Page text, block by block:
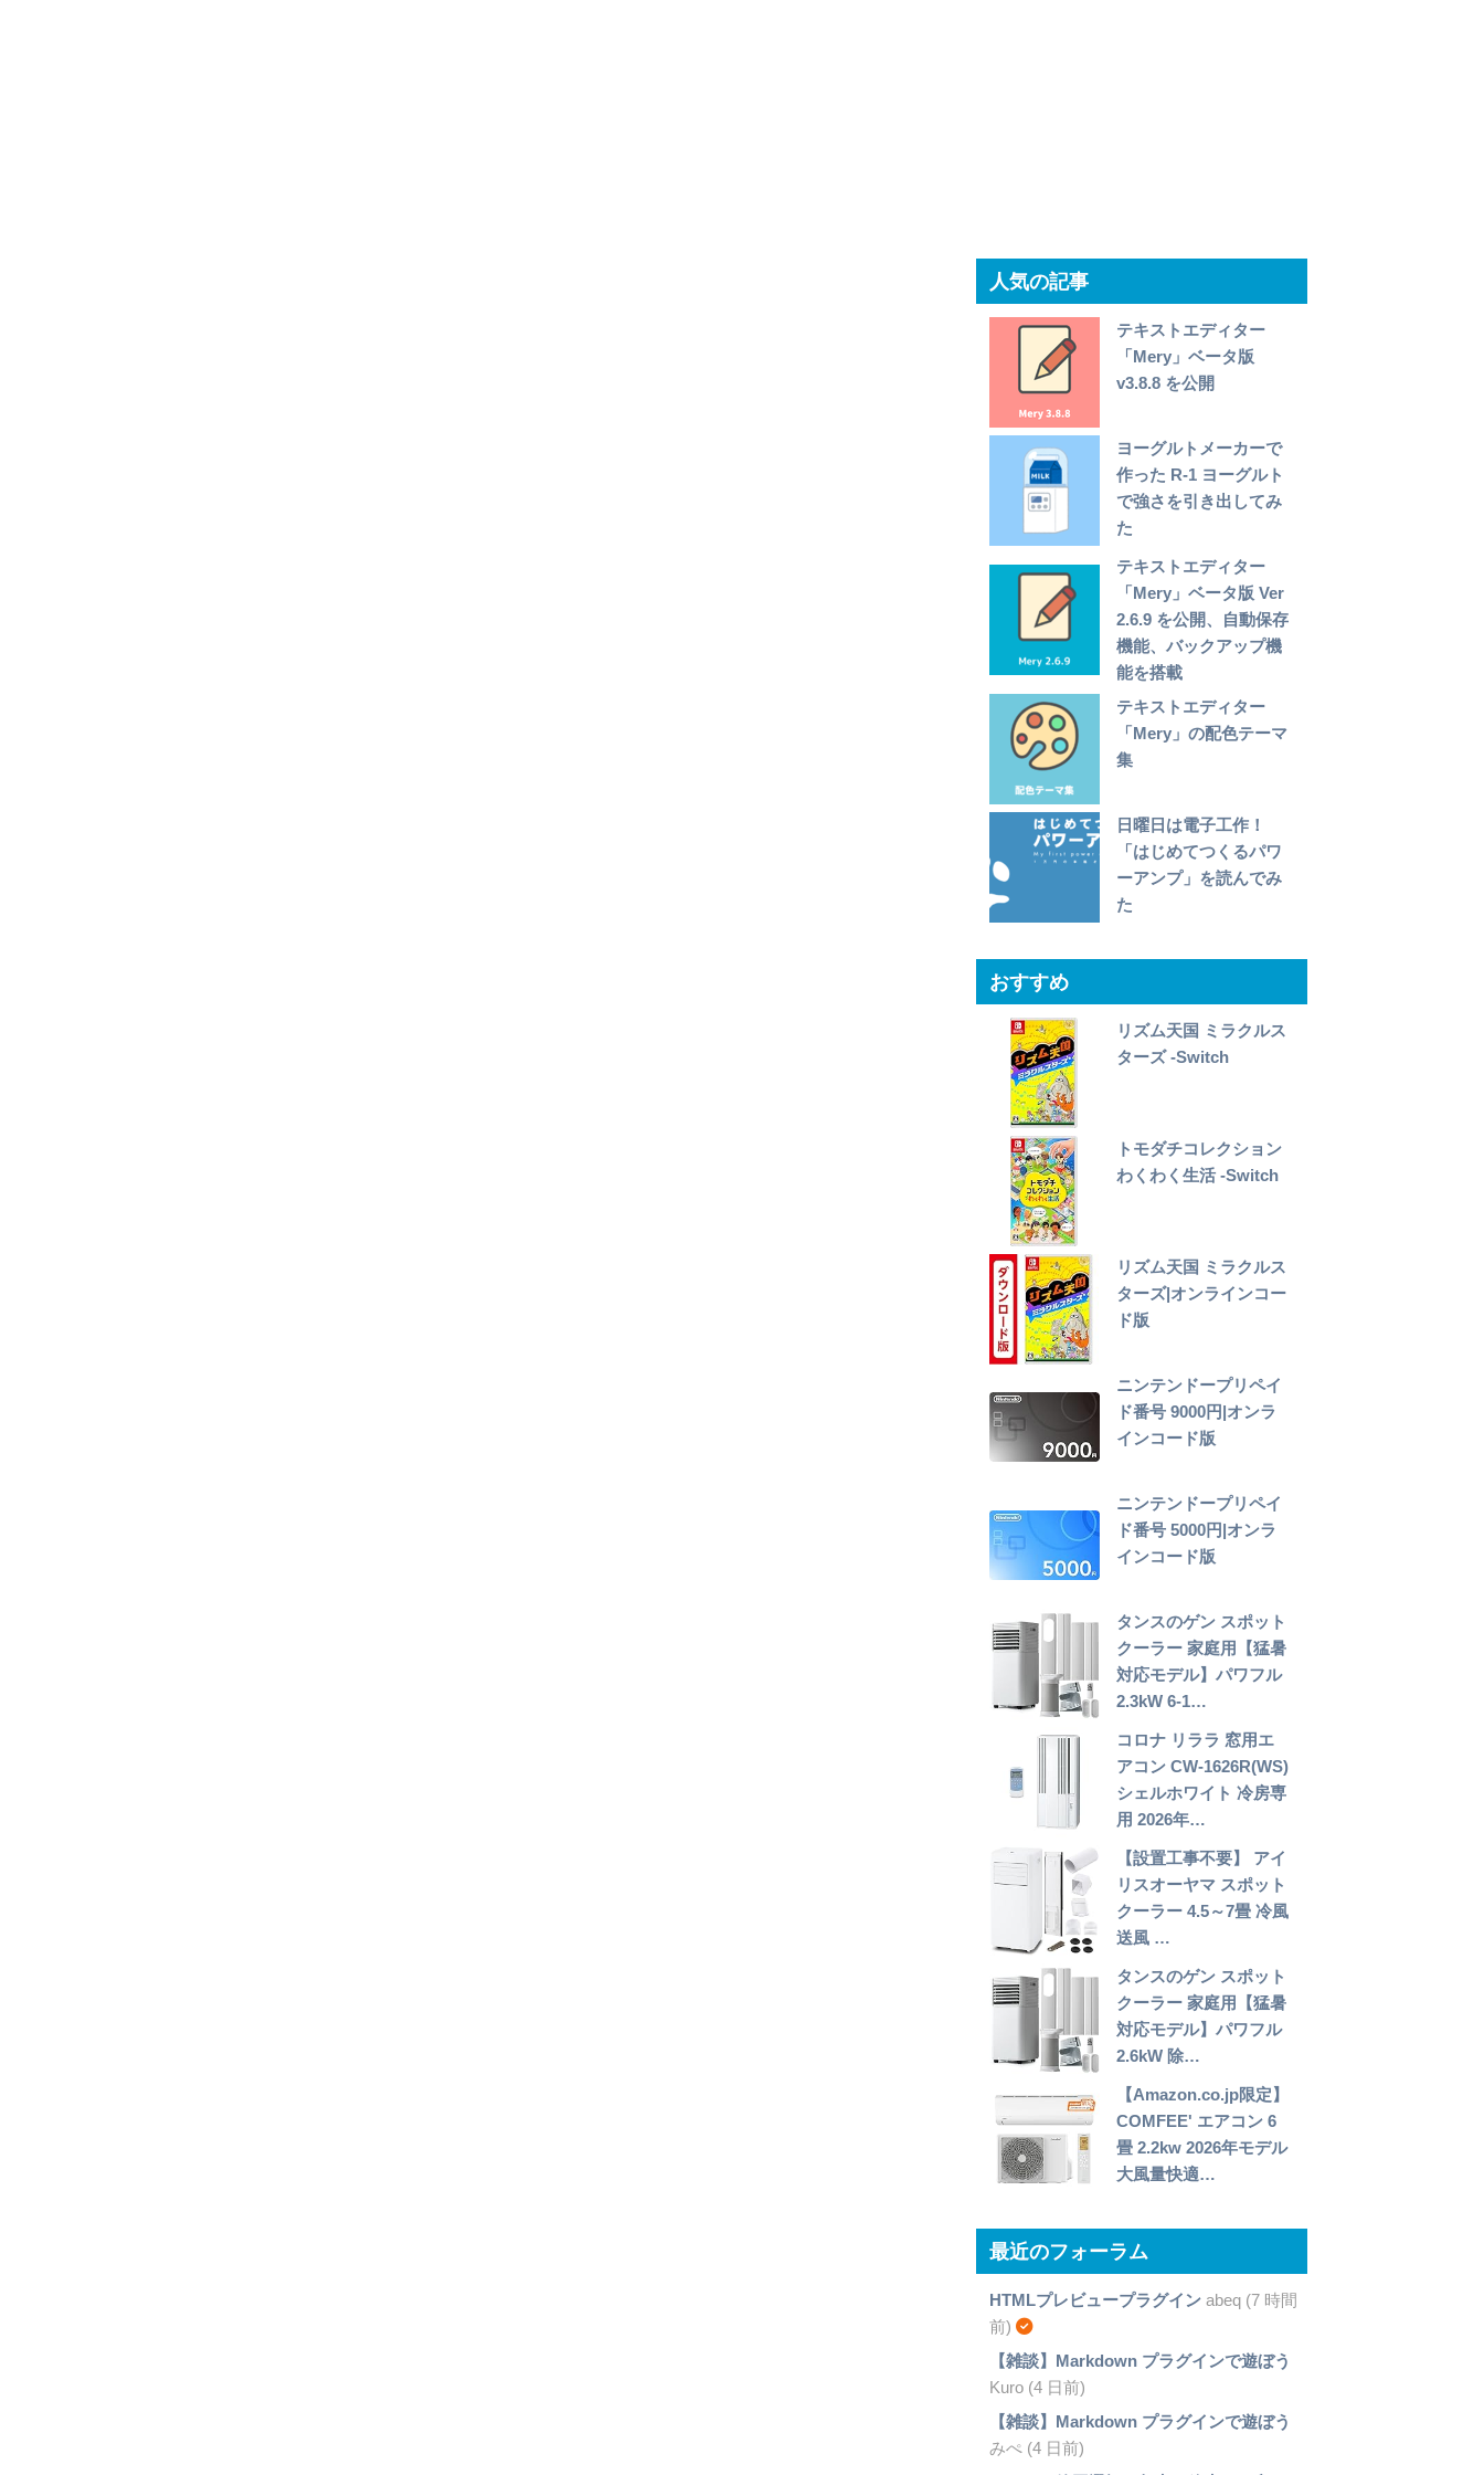
人気の記事
テキストエディター
「Mery」ベータ版
v3.8.8 を公開
ヨーグルトメーカーで
作った R-1 ヨーグルト
で強さを引き出してみ
た
テキストエディター
「Mery」ベータ版 Ver
2.6.9 を公開、自動保存
機能、バックアップ機
能を搭載
テキストエディター
「Mery」の配色テーマ
集
日曜日は電子工作！
「はじめてつくるパワ
ーアンプ」を読んでみ
た
おすすめ
リズム天国 ミラクルス
ターズ -Switch
トモダチコレクション
わくわく生活 -Switch
リズム天国 ミラクルス
ターズ|オンラインコー
ド版
ニンテンドープリペイ
ド番号 9000円|オンラ
インコード版
ニンテンドープリペイ
ド番号 5000円|オンラ
インコード版
タンスのゲン スポット
クーラー 家庭用【猛暑
対応モデル】パワフル
2.3kW 6-1…
コロナ リララ 窓用エ
アコン CW-1626R(WS)
シェルホワイト 冷房専
用 2026年…
【設置工事不要】 アイ
リスオーヤマ スポット
クーラー 4.5～7畳 冷風
送風 …
タンスのゲン スポット
クーラー 家庭用【猛暑
対応モデル】パワフル
2.6kW 除…
【Amazon.co.jp限定】
COMFEE' エアコン 6
畳 2.2kw 2026年モデル
大風量快適…
最近のフォーラム
HTMLプレビュープラグインabeq (7 時間
前)
【雑談】Markdown プラグインで遊ぼう
Kuro (4 日前)
【雑談】Markdown プラグインで遊ぼう
みぺ (4 日前)